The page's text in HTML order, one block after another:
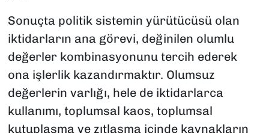
Sonuçta politik sistemin yürütücüsü olan
iktidarların ana görevi, değinilen olumlu
değerler kombinasyonunu tercih ederek
ona işlerlik kazandırmaktır. Olumsuz
değerlerin varlığı, hele de iktidarlarca
kullanımı, toplumsal kaos, toplumsal
kutuplaşma ve zıtlaşma içinde kaynakların